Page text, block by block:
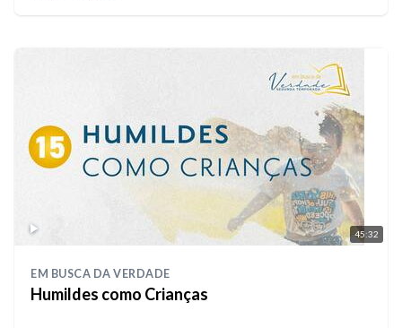
45:32
EM BUSCA DA VERDADE
Humildes como Crianças